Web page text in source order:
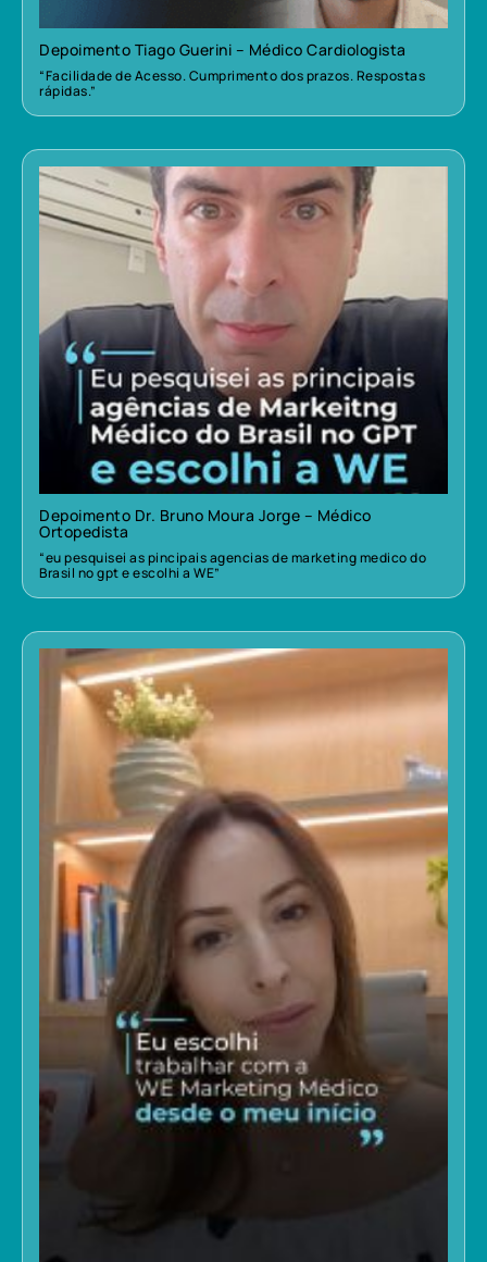
Depoimento Tiago Guerini – Médico Cardiologista
“Facilidade de Acesso. Cumprimento dos prazos. Respostas
rápidas.”
Depoimento Dr. Bruno Moura Jorge – Médico
Ortopedista
“eu pesquisei as pincipais agencias de marketing medico do
Brasil no gpt e escolhi a WE”